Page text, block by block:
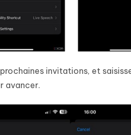
invitations, et
avancer.